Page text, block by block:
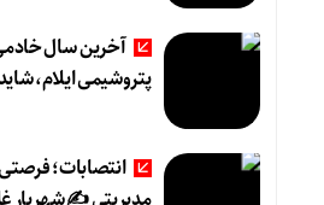
آخرین سال
پتروشیمی ایلام،
انتصابات؛